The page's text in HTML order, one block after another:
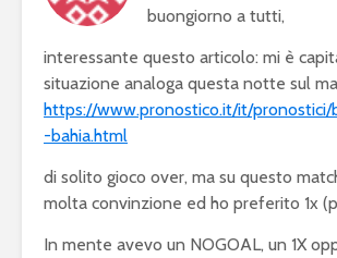
buongiorno a tutti,
interessante questo articolo: mi è
situazione analoga questa notte sul
https://www.pronostico.it/it/pronostici/
-bahia.html
di solito gioco over, ma su questo
molta convinzione ed ho preferito 1x
In mente avevo un NOGOAL, un 1X